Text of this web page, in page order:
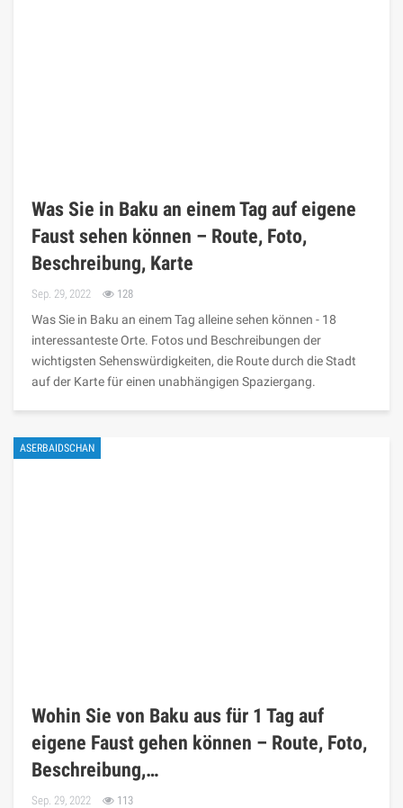
Was Sie in Baku an einem Tag auf eigene
Faust sehen können – Route, Foto,
Beschreibung, Karte
Sep. 29, 2022 128
Was Sie in Baku an einem Tag alleine sehen können - 18
interessanteste Orte. Fotos und Beschreibungen der
wichtigsten Sehenswürdigkeiten, die Route durch die Stadt
auf der Karte für einen unabhängigen Spaziergang.
ASERBAIDSCHAN
Wohin Sie von Baku aus für 1 Tag auf
eigene Faust gehen können – Route, Foto,
Beschreibung,…
Sep. 29, 2022 113